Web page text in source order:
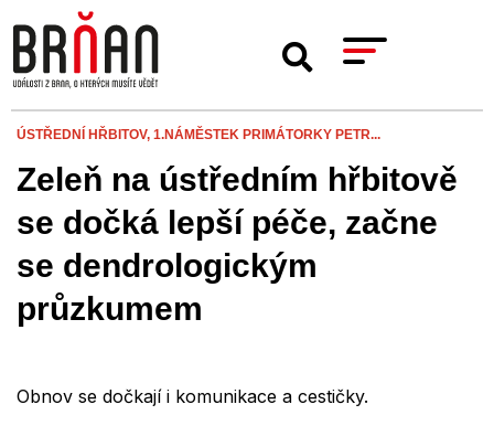
ÚSTŘEDNÍ HŘBITOV, 1.NÁMĚSTEK PRIMÁTORKY PETR...
Zeleň na ústředním hřbitově
se dočká lepší péče, začne
se dendrologickým
průzkumem
Obnov se dočkají i komunikace a cestičky.